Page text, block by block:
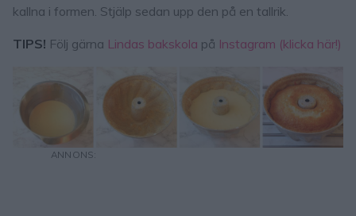
kallna i formen. Stjälp sedan upp den på en tallrik.
TIPS! Följ gärna Lindas bakskola på Instagram (klicka här!)